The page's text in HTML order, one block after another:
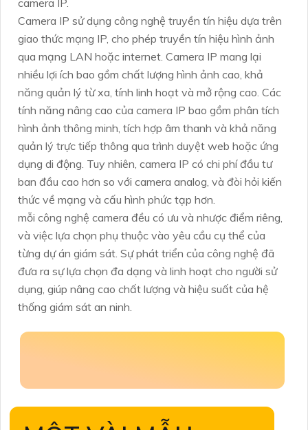
camera IP.
Camera IP sử dụng công nghệ truyền tín hiệu dựa trên
giao thức mạng IP, cho phép truyền tín hiệu hình ảnh
qua mạng LAN hoặc internet. Camera IP mang lại
nhiều lợi ích bao gồm chất lượng hình ảnh cao, khả
năng quản lý từ xa, tính linh hoạt và mở rộng cao. Các
tính năng nâng cao của camera IP bao gồm phân tích
hình ảnh thông minh, tích hợp âm thanh và khả năng
quản lý trực tiếp thông qua trình duyệt web hoặc ứng
dụng di động. Tuy nhiên, camera IP có chi phí đầu tư
ban đầu cao hơn so với camera analog, và đòi hỏi kiến
thức về mạng và cấu hình phức tạp hơn.
mỗi công nghệ camera đều có ưu và nhược điểm riêng,
và việc lựa chọn phụ thuộc vào yêu cầu cụ thể của
từng dự án giám sát. Sự phát triển của công nghệ đã
đưa ra sự lựa chọn đa dạng và linh hoạt cho người sử
dụng, giúp nâng cao chất lượng và hiệu suất của hệ
thống giám sát an ninh.